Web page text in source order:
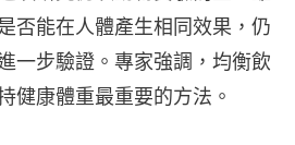
否能在人體產生相同效果，仍
一步驗證。專家強調，均衡飲
健康體重最重要的方法。